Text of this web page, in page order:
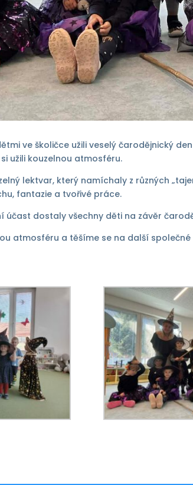
ve školičce užili veselý čarodějnický
užili kouzelnou atmosféru.
lektvar, který namíchaly z různých
fantazie a tvořivé práce.
účast dostaly všechny děti na závěr
atmosféru a těšíme se na další společné